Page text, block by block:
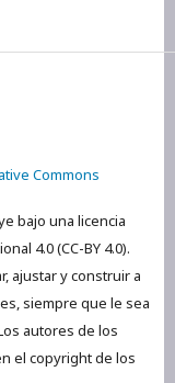
Commons
bajo una licencia
4.0 (CC-BY 4.0).
ajustar y construir a
siempre que le sea
autores de los
el copyright de los